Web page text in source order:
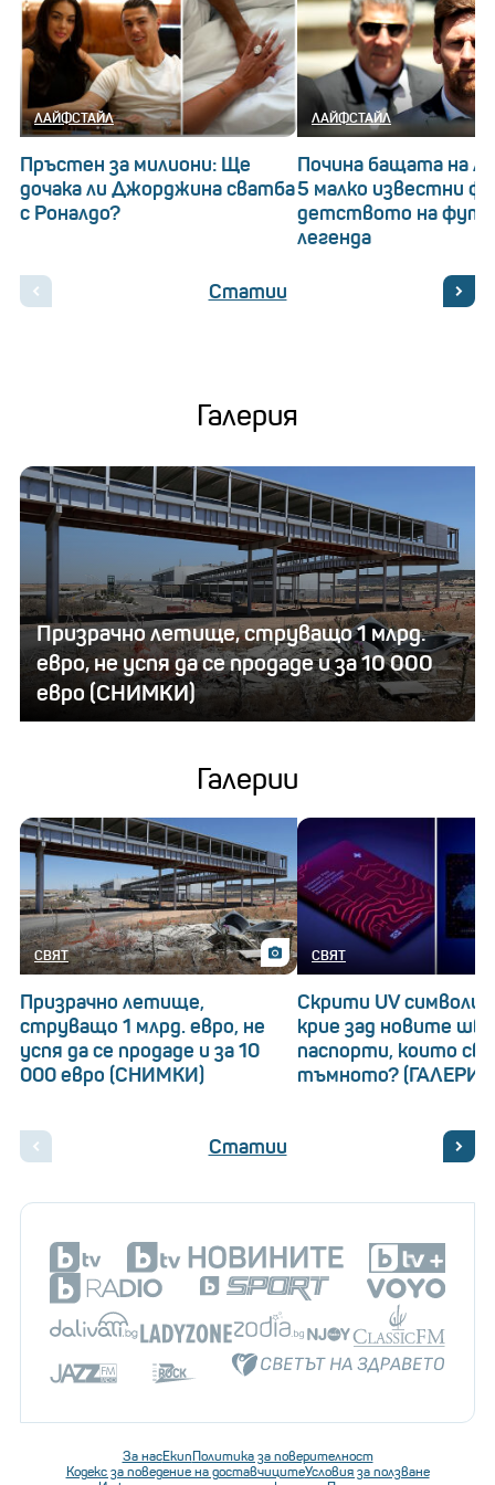
ЛАЙФСТАЙЛ
Пръстен за милиони: Ще
дочака ли Джорджина сватба
с Роналдо?
ЛАЙФСТАЙЛ
Почина бащата на
5 малко известни
детството на
легенда
Статии
Галерия
Призрачно летище, струващо 1 млрд.
евро, не успя да се продаде и за 10 000
евро (СНИМКИ)
Галерии
СВЯТ
Призрачно летище,
струващо 1 млрд. евро, не
успя да се продаде и за 10
000 евро (СНИМКИ)
СВЯТ
Скрити UV символи:
крие зад новите
паспорти, които
тъмното?
Статии
За насЕкипПолитика за поверителност
Кодекс за поведение на доставчицитеУсловия за ползване